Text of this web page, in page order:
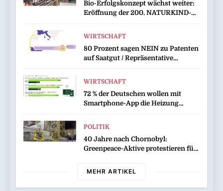
Bio-Erfolgskonzept wächst weiter:
Eröffnung der 200. NATURKIND-
WIRTSCHAFT
80 Prozent sagen NEIN zu Patenten
auf Saatgut / Repräsentative
WIRTSCHAFT
72 % der Deutschen wollen mit
Smartphone-App die Heizung
POLITIK
40 Jahre nach Chornobyl:
Greenpeace-Aktive protestieren für
der zerstörten Schutzhülle /
Folgen des russischen
MEHR ARTIKEL